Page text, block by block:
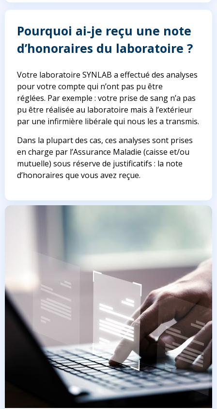
Pourquoi ai-je reçu une note
d’honoraires du laboratoire ?
Votre laboratoire SYNLAB a effectué des analyses
pour votre compte qui n’ont pas pu être
réglées. Par exemple : votre prise de sang n’a pas
pu être réalisée au laboratoire mais à l’extérieur
par une infirmière libérale qui nous les a transmis.
Dans la plupart des cas, ces analyses sont prises
en charge par l’Assurance Maladie (caisse et/ou
mutuelle) sous réserve de justificatifs : la note
d’honoraires que vous avez reçue.